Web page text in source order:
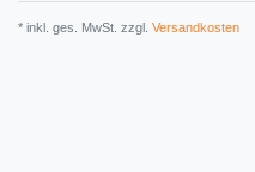
* inkl. ges. MwSt. zzgl. Versandkosten